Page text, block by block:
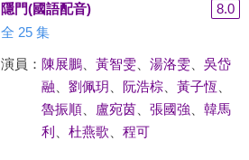
隱門(國語配音)
8.0
全 25 集
演員： 陳展鵬、 黃智雯、 湯洛雯、 吳岱
融
劉佩玥 阮浩棕、 黃子恆、
魯振順、 盧宛茵、 張國強
韓馬
利
杜燕歌 程可